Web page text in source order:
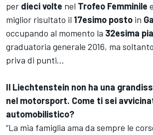
per dieci volte nel Trofeo Femminile
miglior risultato il 17esimo posto in
occupando al momento la 32esima
graduatoria generale 2016, ma
priva di punti...
Il Liechtenstein non ha una
nel motorsport. Come ti sei
automobilistico?
“La mia famiglia ama da sempre le